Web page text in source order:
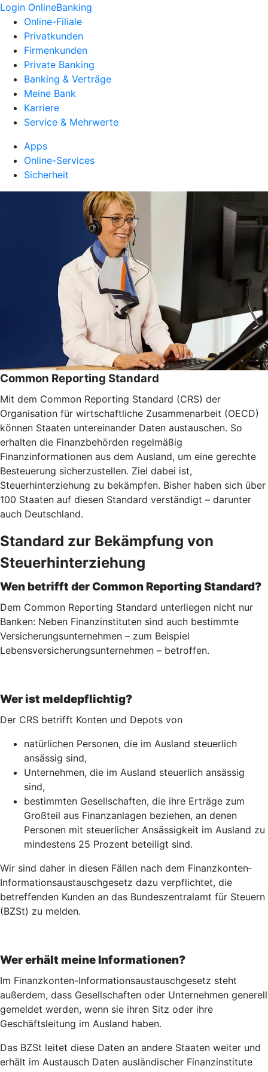
Login OnlineBanking
Online-Filiale
Privatkunden
Firmenkunden
Private Banking
Banking & Verträge
Meine Bank
Karriere
Service & Mehrwerte
Apps
Online-Services
Sicherheit
Common Reporting Standard
Mit dem Common Reporting Standard (CRS) der
Organisation für wirtschaftliche Zusammenarbeit (OECD)
können Staaten untereinander Daten austauschen. So
erhalten die Finanzbehörden regelmäßig
Finanzinformationen aus dem Ausland, um eine gerechte
Besteuerung sicherzustellen. Ziel dabei ist,
Steuerhinterziehung zu bekämpfen. Bisher haben sich über
100 Staaten auf diesen Standard verständigt – darunter
auch Deutschland.
Standard zur Bekämpfung von
Steuerhinterziehung
Wen betrifft der Common Reporting Standard?
Dem Common Reporting Standard unterliegen nicht nur
Banken: Neben Finanzinstituten sind auch bestimmte
Versicherungsunternehmen – zum Beispiel
Lebensversicherungs­unternehmen – betroffen.
Wer ist meldepflichtig?
Der CRS betrifft Konten und Depots von
natürlichen Personen, die im Ausland steuerlich
ansässig sind,
Unternehmen, die im Ausland steuerlich ansässig
sind,
bestimmten Gesellschaften, die ihre Erträge zum
Großteil aus Finanzanlagen beziehen, an denen
Personen mit steuerlicher Ansässigkeit im Ausland zu
mindestens 25 Prozent beteiligt sind.
Wir sind daher in diesen Fällen nach dem Finanz­konten­
Informations­austausch­gesetz dazu verpflichtet, die
betreffenden Kunden an das Bundeszentralamt für Steuern
(BZSt) zu melden.
Wer erhält meine Informationen?
Im Finanzkonten-Informationsaustauschgesetz steht
außerdem, dass Gesellschaften oder Unternehmen generell
gemeldet werden, wenn sie ihren Sitz oder ihre
Geschäftsleitung im Ausland haben.
Das BZSt leitet diese Daten an andere Staaten weiter und
erhält im Austausch Daten ausländischer Finanzinstitute